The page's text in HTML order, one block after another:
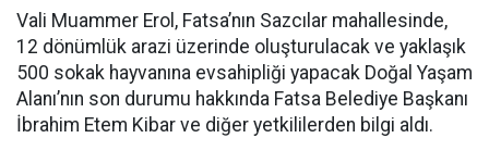
Vali Muammer Erol, Fatsa’nın Sazcılar mahallesinde,
12 dönümlük arazi üzerinde oluşturulacak ve yaklaşık
500 sokak hayvanına evsahipliği yapacak Doğal Yaşam
Alanı’nın son durumu hakkında Fatsa Belediye Başkanı
İbrahim Etem Kibar ve diğer yetkililerden bilgi aldı.